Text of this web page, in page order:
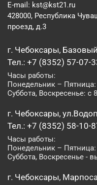
E-mail: kst@kst21.ru
428000, Республика
проезд, д.3
г. Чебоксары,
Тел.: +7 (8352) 57-07-
Часы работы:
Понедельник – Пятница:
Суббота, Воскресенье: с
г. Чебоксары,
Тел.: +7 (8352) 58-10-
Часы работы:
Понедельник – Пятница:
Суббота, Воскресенье -
г. Чебоксары,